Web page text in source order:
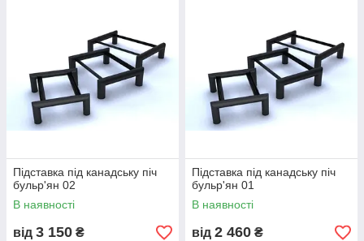
Підставка під канадську піч
бульр'ян 02
В наявності
від 3 150 ₴
Підставка під канадську піч
бульр'ян 01
В наявності
від 2 460 ₴